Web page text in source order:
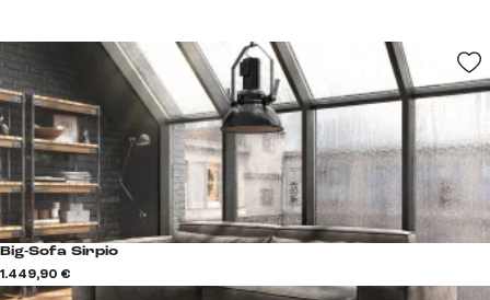
Big-Sofa Sirpio
1.449,90 €